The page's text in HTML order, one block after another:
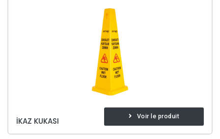
İKAZ KUKASI Voir le produit